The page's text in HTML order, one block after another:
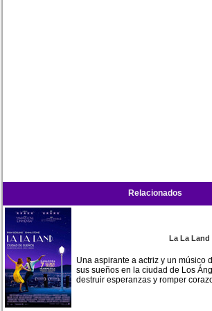
Relacionados
La La Land
Una aspirante a actriz y un músico
sus sueños en la ciudad de Los
destruir esperanzas y romper